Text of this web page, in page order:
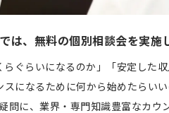
は、無料の個別相談会を実施
らぐらいになるのか」「安定した収
スになるために何から始めたらいい
問に、業界・専門知識豊富なカウ